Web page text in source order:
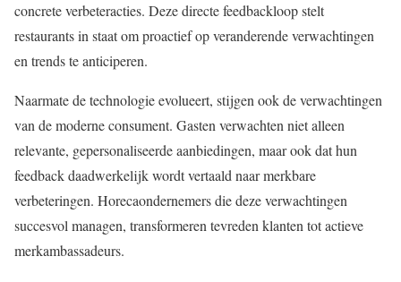
concrete verbeteracties. Deze directe feedbackloop stelt
restaurants in staat om proactief op veranderende verwachtingen
en trends te anticiperen.
Naarmate de technologie evolueert, stijgen ook de verwachtingen
van de moderne consument. Gasten verwachten niet alleen
relevante, gepersonaliseerde aanbiedingen, maar ook dat hun
feedback daadwerkelijk wordt vertaald naar merkbare
verbeteringen. Horecaondernemers die deze verwachtingen
succesvol managen, transformeren tevreden klanten tot actieve
merkambassadeurs.